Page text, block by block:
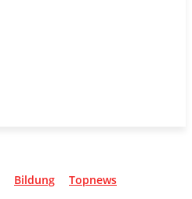
Bildung Topnews